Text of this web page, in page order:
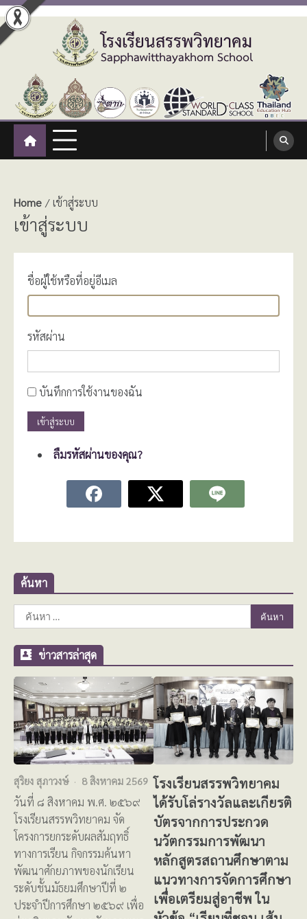
Skip
to
content
โรงเรียนสรรพวิทยาคม
:: โรงเรียนสรรพวิทยาคม อำเภอแม่สอด จังหวัดตาก ::
Sapphawitthayakhom School
Home เข้าสู่ระบบ
เข้าสู่ระบบ
ชื่อผู้ใช้หรือที่อยู่อีเมล
รหัสผ่าน
บันทึกการใช้งานของฉัน
เข้าสู่ระบบ
ลืมรหัสผ่านของคุณ?
ค้นหา
ค้นหา
สำหรับ:
ข่าวสารล่าสุด
สุริยง สุภาวงษ์ 8 สิงหาคม 2569
วันที่ ๘ สิงหาคม พ.ศ. ๒๕๖๙
โรงเรียนสรรพวิทยาคม จัด
โครงการยกระดับผลสัมฤทธิ์
ทางการเรียน กิจกรรมค้นหา
พัฒนาศักยภาพของนักเรียน
ระดับชั้นมัธยมศึกษาปีที่ ๒
ประจำปีการศึกษา ๒๕๖๙ เพื่อ
โรงเรียนสรรพวิทยาคม
ได้รับโล่รางวัลและเกียรติ
บัตรจากการประกวด
นวัตกรรมการพัฒนา
หลักสูตรสถานศึกษาตาม
แนวทางการจัดการศึกษา
เพื่อเตรียมสู่อาชีพ ใน